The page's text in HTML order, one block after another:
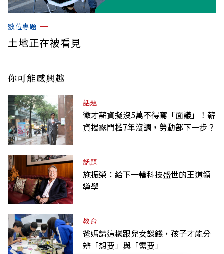
數位專題
土地正在被看見
你可能感興趣
話題
徵才薪資擬沒5萬不得寫「面議」！薪
資揭露門檻7年沒調，勞動部下一步？
話題
施振榮：給下一輪科技盛世的王道領
導學
教育
爸媽請這樣跟兒女談錢，孩子才能分
辨「想要」與「需要」